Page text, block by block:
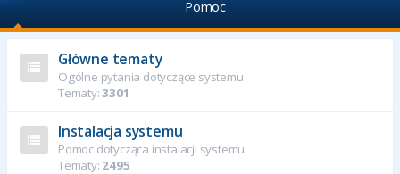
Pomoc
Główne tematy
Ogólne pytania dotyczące systemu
Tematy:3301
Instalacja systemu
Pomoc dotycząca instalacji systemu
Tematy: 2495